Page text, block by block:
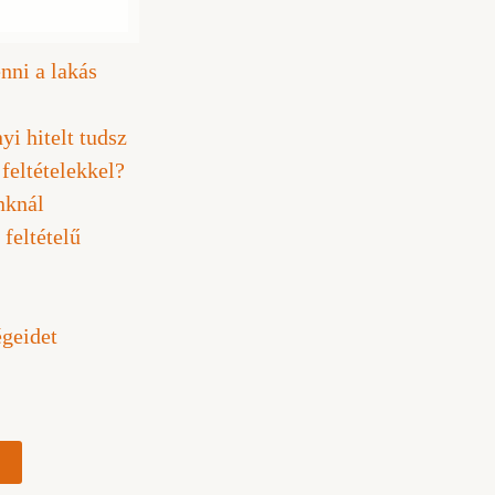
a lakás
hitelt tudsz
feltételű